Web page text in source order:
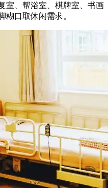
室、帮浴室、棋牌室、书画
糊口取休闲需求。